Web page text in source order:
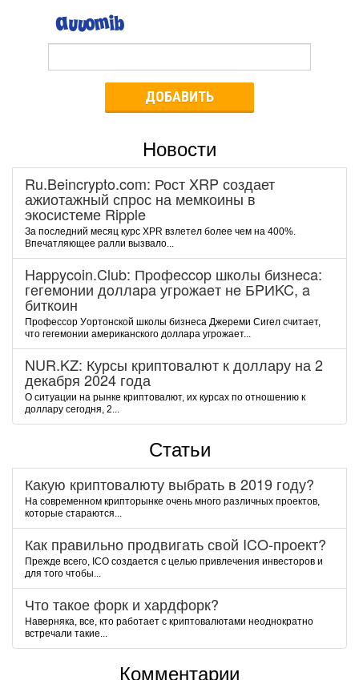
ДОБАВИТЬ
Новости
Ru.Beincrypto.com: Рост XRP создает
ажиотажный спрос на мемкоины в
экосистеме Ripple
За последний месяц курс XPR взлетел более чем на 400%.
Впечатляющее ралли вызвало...
Happycoin.Club: Пpoфeccop шкoлы бизнeca:
гeгeмoнии дoллapa угpoжaeт нe БPИKC, a
биткoин
Пpoфeccop Уopтoнcкoй шкoлы бизнeca Джepeми Cигeл cчитaeт,
чтo гeгeмoнии aмepикaнcкoгo дoллapa угpoжaeт...
NUR.KZ: Курсы криптовалют к доллару на 2
декабря 2024 года
О ситуации на рынке криптовалют, их курсах по отношению к
доллару сегодня, 2...
Статьи
Какую криптовалюту выбрать в 2019 году?
На современном крипторынке очень много различных проектов,
которые стараются...
Как правильно продвигать свой ICO-проект?
Прежде всего, ICO создается с целью привлечения инвесторов и
для того чтобы...
Что такое форк и хардфорк?
Наверняка, все, кто работает с криптовалютами неоднократно
встречали такие...
Комментарии